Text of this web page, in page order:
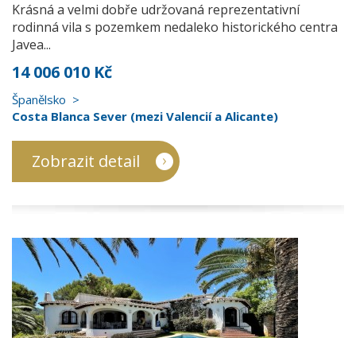
Krásná a velmi dobře udržovaná reprezentativní
rodinná vila s pozemkem nedaleko historického centra
Javea...
14 006 010 Kč
Španělsko
Costa Blanca Sever (mezi Valencií a Alicante)
Zobrazit detail